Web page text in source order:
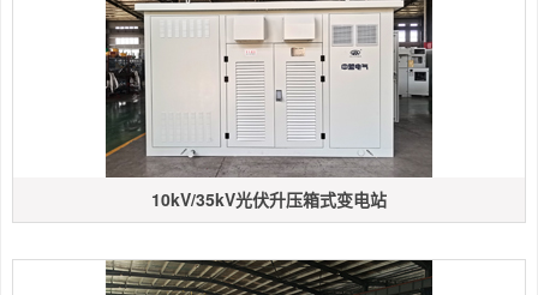
10kV/35kV光伏升压箱式变电站